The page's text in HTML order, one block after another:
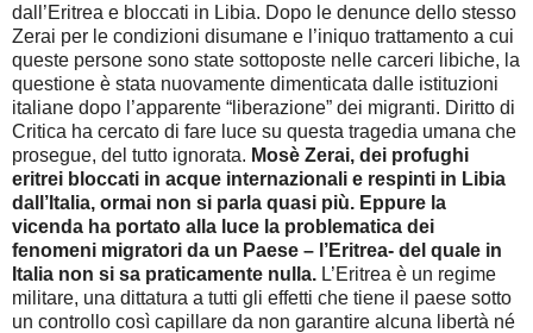
dall’Eritrea e bloccati in Libia. Dopo le denunce dello stesso
Zerai per le condizioni disumane e l’iniquo trattamento a cui
queste persone sono state sottoposte nelle carceri libiche, la
questione è stata nuovamente dimenticata dalle istituzioni
italiane dopo l’apparente “liberazione” dei migranti. Diritto di
Critica ha cercato di fare luce su questa tragedia umana che
prosegue, del tutto ignorata. Mosè Zerai, dei profughi
eritrei bloccati in acque internazionali e respinti in Libia
dall’Italia, ormai non si parla quasi più. Eppure la
vicenda ha portato alla luce la problematica dei
fenomeni migratori da un Paese – l’Eritrea- del quale in
Italia non si sa praticamente nulla. L’Eritrea è un regime
militare, una dittatura a tutti gli effetti che tiene il paese sotto
un controllo così capillare da non garantire alcuna libertà né